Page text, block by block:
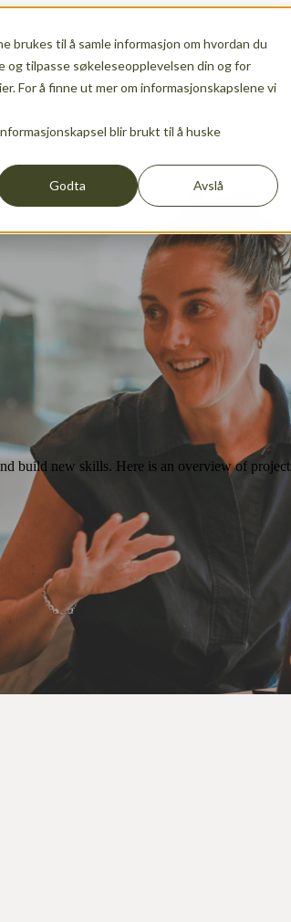
til å samle informasjon om hvordan du
tilpasse søkeleseopplevelsen din og for
For å finne ut mer om informasjonskapslene vi
blir brukt til å huske
Godta Avslå
for Services Services Show
Show submenu for translations EN
build new skills. Here is an overview of